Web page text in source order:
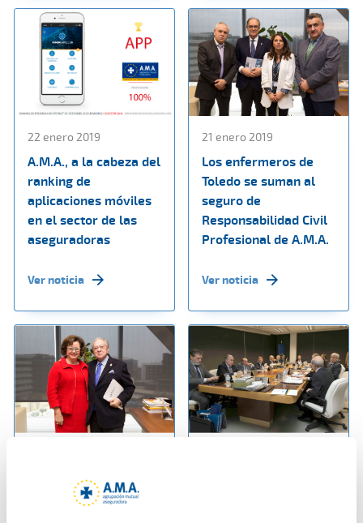
22 enero 2019
A.M.A., a la cabeza del
ranking de
aplicaciones móviles
en el sector de las
aseguradoras
Ver noticia
21 enero 2019
Los enfermeros de
Toledo se suman al
seguro de
Responsabilidad Civil
Profesional de A.M.A.
Ver noticia
Continúa el
crecimiento